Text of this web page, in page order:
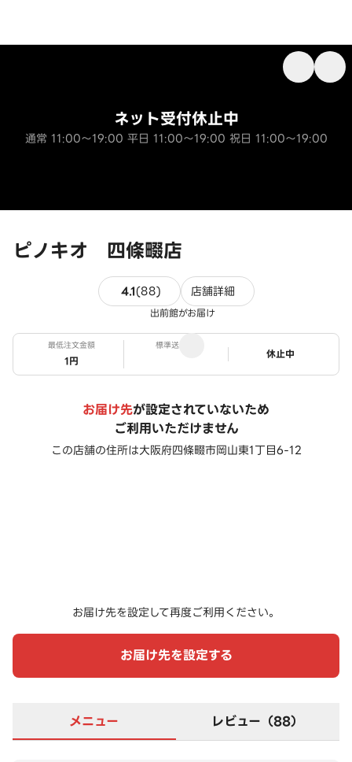
ピノキオ 四條畷店
ネット受付休止中
通常 11:00～19:00 平日 11:00～19:00 祝日 11:00～19:00
4.1(88)88件のレビュー
店舗詳細
出前館がお届け
最低注文金額
1円
標準送料
ステータス
休止中
お届け先が設定されていないため
ご利用いただけません
この店舗の住所は大阪府四條畷市岡山東1丁目6-12
お届け先を設定して再度ご利用ください。
お届け先を設定する
メニュー レビュー（88）